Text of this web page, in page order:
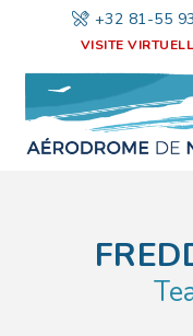
+32 81-55
VISITE